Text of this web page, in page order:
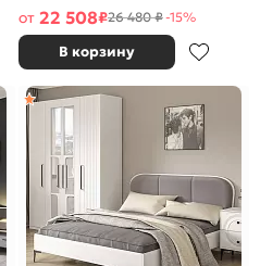
от 22 508₽26 480 ₽-15%
В корзину